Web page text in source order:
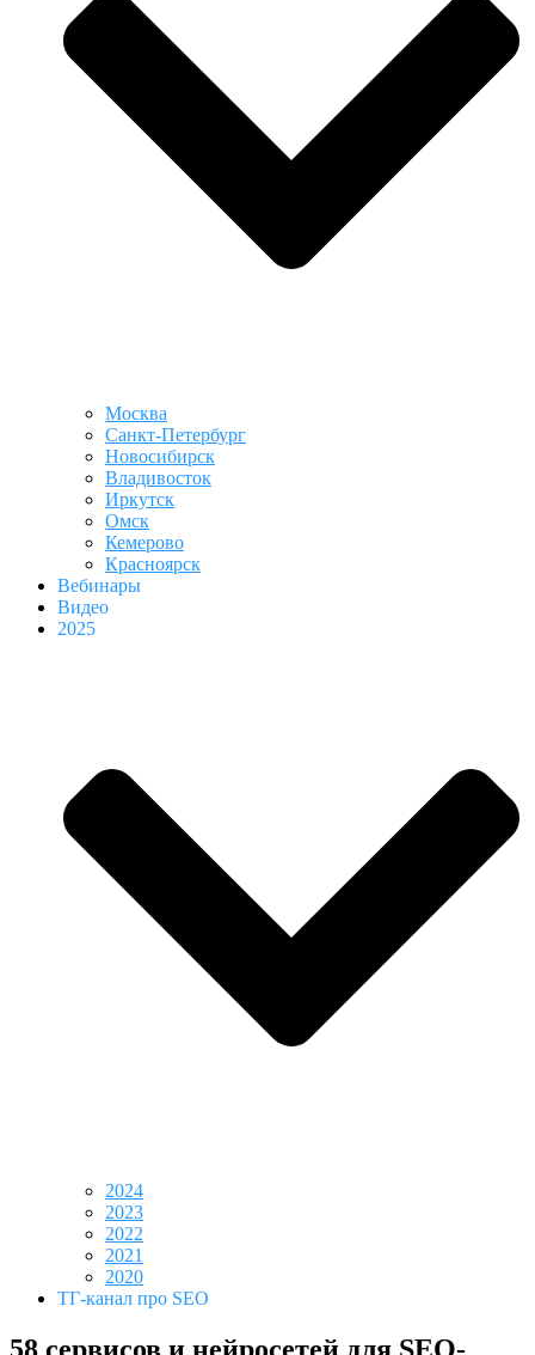
Москва
Санкт-Петербург
Новосибирск
Владивосток
Иркутск
Омск
Кемерово
Красноярск
Вебинары
Видео
2025
2024
2023
2022
2021
2020
ТГ-канал про SEO